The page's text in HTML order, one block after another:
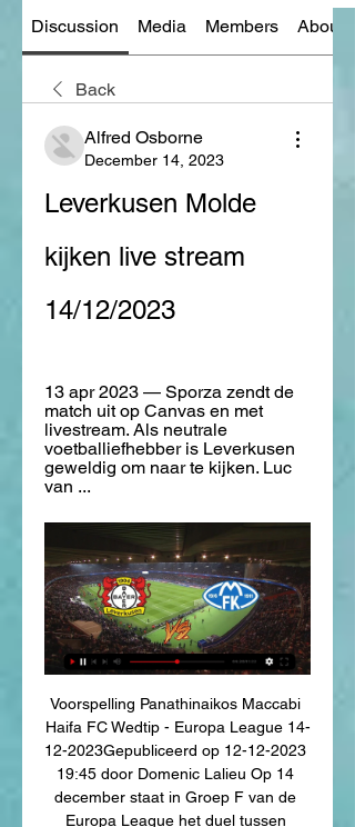
Discussion Media Members About
Back
Alfred Osborne
December 14, 2023
Leverkusen Molde
kijken live stream
14/12/2023
13 apr 2023 — Sporza zendt de
match uit op Canvas en met
livestream. Als neutrale
voetballiefhebber is Leverkusen
geweldig om naar te kijken. Luc
van ...
Voorspelling Panathinaikos Maccabi
Haifa FC Wedtip - Europa League 14-
12-2023Gepubliceerd op 12-12-2023
19:45 door Domenic Lalieu Op 14
december staat in Groep F van de
Europa League het duel tussen